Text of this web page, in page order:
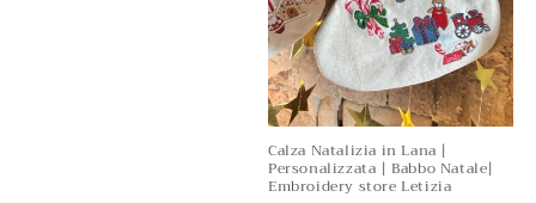
Calza Natalizia in Lana |
Personalizzata | Babbo Natale|
Embroidery store Letizia